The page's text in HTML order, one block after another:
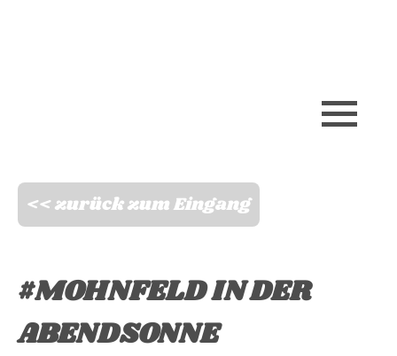
<< zurück zum Eingang
#MOHNFELD IN DER
ABENDSONNE